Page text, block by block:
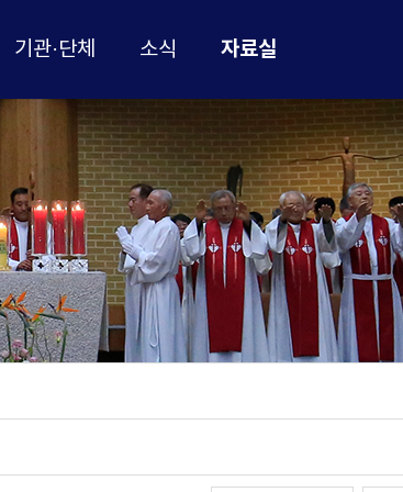
기관·단체 소식 자료실